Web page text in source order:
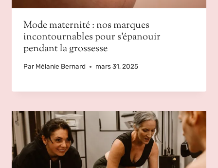
Mode maternité : nos marques
incontournables pour s’épanouir
pendant la grossesse
Par Mélanie Bernard mars 31, 2025